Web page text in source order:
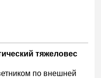
тяжеловес
по внешней